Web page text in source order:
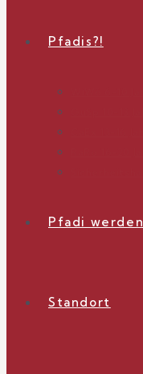
Pfadis?!
Pfadi werden
Standort